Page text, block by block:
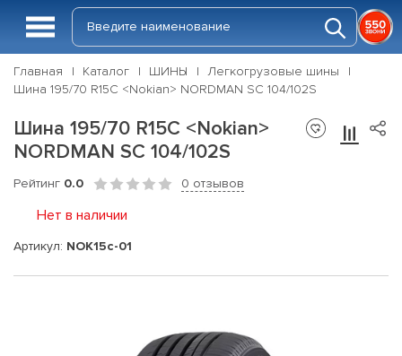
Главная Каталог ШИНЫ
Легкогрузовые шины
Шина 195/70 R15C <Nokian> NORDMAN SC 104/102S
Шина 195/70 R15C <Nokian>
NORDMAN SC 104/102S
Рейтинг 0.0 0 отзывов
Нет в наличии
Артикул: NOK15c-01